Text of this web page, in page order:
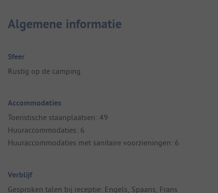
Algemene informatie
Sfeer
Rustig op de camping
Accommodaties
Toeristische staanplaatsen: 49
Huuraccommodaties: 6
Huuraccommodaties met sanitaire voorzieningen: 6
Verblijf
Gesproken talen bij receptie: Engels, Spaans, Frans